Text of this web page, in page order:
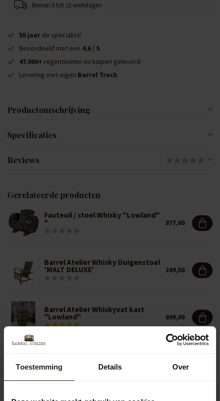
Toestemming Details Over
Binnen 5 tot 15 werkdagen
55 jaar de specialist!
Beoordeeld met een 4,6 / 5
47.000+ regentonnen en kuipen geleverd
Levering met eigen Barrel Truck
Productomschrijving
Specificaties
Reviews
Gerelateerde producten
Fauteuil / stoel Whisky "Lowland"
® 877,00
Barrel Atelier Whisky Duigenstoel
'MALT DELUXE' 389,50
Barrel Atelier Whiskyvat kast
"Lowland" 899,00
695,00